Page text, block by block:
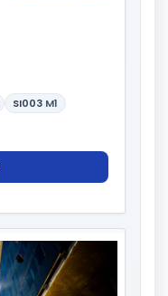
SI003 M1